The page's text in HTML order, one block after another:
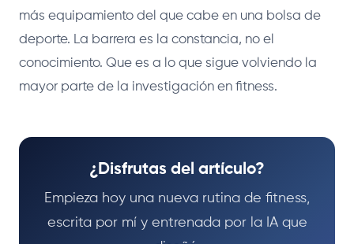
más equipamiento del que cabe en una bolsa de
deporte. La barrera es la constancia, no el
conocimiento. Que es a lo que sigue volviendo la
mayor parte de la investigación en fitness.
¿Disfrutas del artículo?
Empieza hoy una nueva rutina de fitness,
escrita por mí y entrenada por la IA que